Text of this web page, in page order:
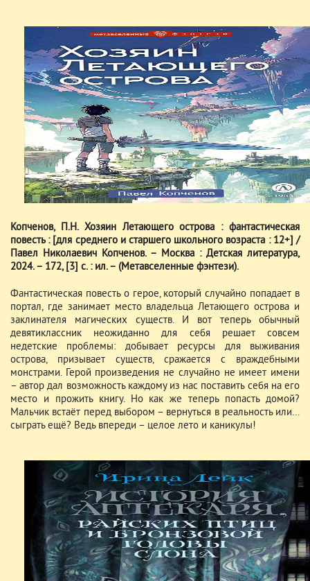
Копченов, П.Н. Хозяин Летающего острова : фантастическая
повесть : [для среднего и старшего школьного возраста : 12+] /
Павел Николаевич Копченов. – Москва : Детская литература,
2024. – 172, [3] с. : ил. – (Метавселенные фэнтези).
Фантастическая повесть о герое, который случайно попадает в
портал, где занимает место владельца Летающего острова и
заклинателя магических существ. И вот теперь обычный
девятиклассник неожиданно для себя решает совсем
недетские проблемы: добывает ресурсы для выживания
острова, призывает существ, сражается с враждебными
монстрами. Герой произведения не случайно не имеет имени
– автор дал возможность каждому из нас поставить себя на его
место и прожить книгу. Но как же теперь попасть домой?
Мальчик встаёт перед выбором – вернуться в реальность или…
сыграть ещё? Ведь впереди – целое лето и каникулы!